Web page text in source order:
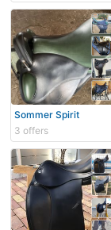
Sommer Spirit
3 offers